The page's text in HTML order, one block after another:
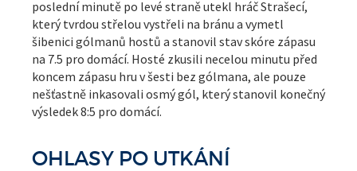
poslední minutě po levé straně utekl hráč Strašecí,
který tvrdou střelou vystřeli na bránu a vymetl
šibenici gólmanů hostů a stanovil stav skóre zápasu
na 7.5 pro domácí. Hosté zkusili necelou minutu před
koncem zápasu hru v šesti bez gólmana, ale pouze
nešťastně inkasovali osmý gól, který stanovil konečný
výsledek 8:5 pro domácí.
OHLASY PO UTKÁNÍ